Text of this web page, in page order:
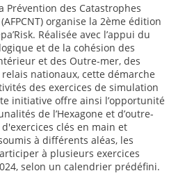
Prévention des Catastrophes
organise la 2ème édition
Réalisée avec l’appui du
et de la cohésion des
et des Outre-mer, des
nationaux, cette démarche
des exercices de simulation
initiative offre ainsi l’opportunité
de l’Hexagone et d’outre-
clés en main et
à différents aléas, les
à plusieurs exercices
selon un calendrier prédéfini.